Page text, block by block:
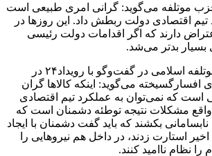
موتلفه می‌گوید: گرانی امری طبیعی است
تیم اقتصادی دولت ربطش داد. این روزها در
دارند که اگر اقدامات دولت رئیسی
بسیار بدتر می‌شد.
حسین انواری عضو موتلفه اسلامی در گفت‌وگو با رویداد۲۴ در
افسارگسیخته می‌گوید: اینکه کالاها گران
که نمی‌توان به عملکرد تیم اقتصادی
مشکلات نتیجه توطئه دشمنان است که
نابسامانی بکشند که باید گفت دشمنان با ایجاد
استارت زدند، در داخل هم نیروهایی را
نظام ناامید کنند.